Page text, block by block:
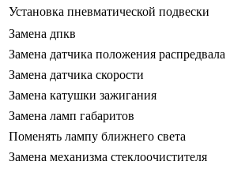
Установка пневматической подвески
Замена дпкв
Замена датчика положения распредвала
Замена датчика скорости
Замена катушки зажигания
Замена ламп габаритов
Поменять лампу ближнего света
Замена механизма стеклоочистителя